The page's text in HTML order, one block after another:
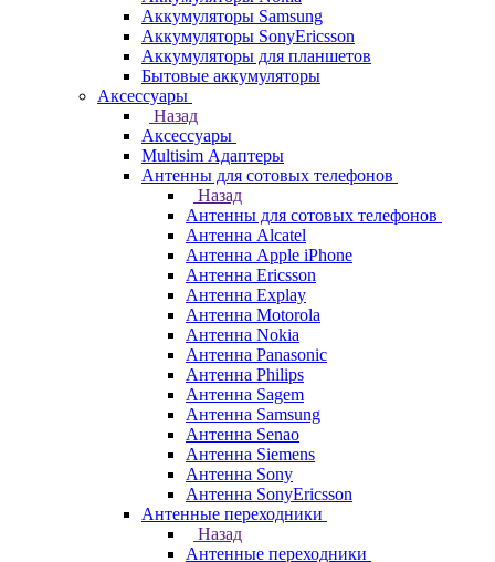
Аккумуляторы Samsung
Аккумуляторы SonyEricsson
Аккумуляторы для планшетов
Бытовые аккумуляторы
Аксессуары
Назад
Аксессуары
Multisim Адаптеры
Антенны для сотовых телефонов
Назад
Антенны для сотовых телефонов
Антенна Alcatel
Антенна Apple iPhone
Антенна Ericsson
Антенна Explay
Антенна Motorola
Антенна Nokia
Антенна Panasonic
Антенна Philips
Антенна Sagem
Антенна Samsung
Антенна Senao
Антенна Siemens
Антенна Sony
Антенна SonyEricsson
Антенные переходники
Назад
Антенные переходники